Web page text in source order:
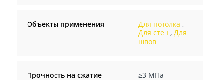
Объекты применения Для потолка ,
Для стен , Для
швов
Прочность на сжатие ≥3 МПа